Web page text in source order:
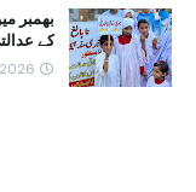
بھمبر
کے